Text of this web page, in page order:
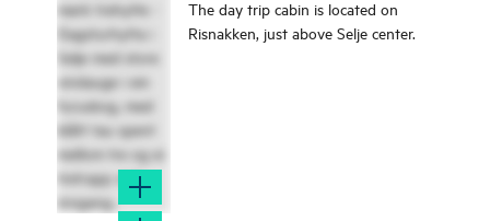
tourists.
The day trip cabin is located on
Risnakken, just above Selje center.